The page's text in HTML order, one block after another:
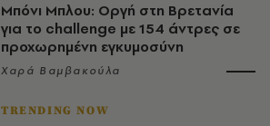
Μπόνι Μπλου: Οργή στη Βρετανία
για το challenge με 154 άντρες σε
προχωρημένη εγκυμοσύνη
Χαρά Βαμβακούλα
TRENDING NOW